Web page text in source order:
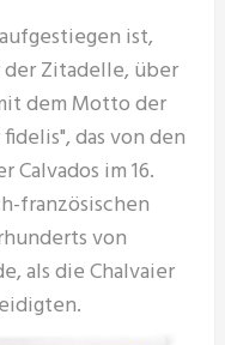
ist,
der Zitadelle, über
dem Motto der
das von den
Calvados im 16.
französischen
von
als die Chalvaier